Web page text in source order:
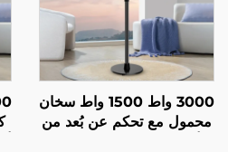
3000 واط 1500 واط سخان
محمول مع تحكم عن بُعد من